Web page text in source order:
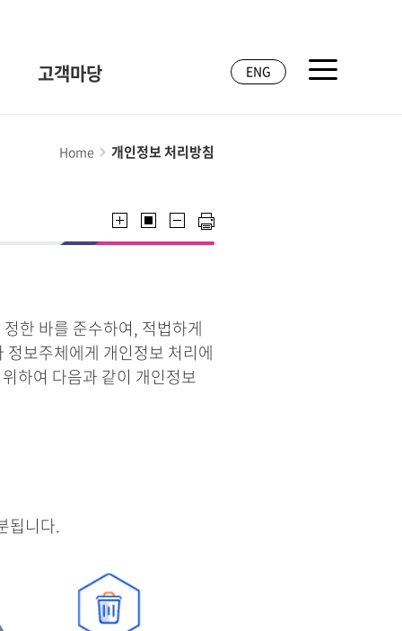
고객마당 ENG
Home 개인정보 처리방침
한 바를 준수하여, 적법하게
보주체에게 개인정보 처리에
하여 다음과 같이 개인정보
됩니다.